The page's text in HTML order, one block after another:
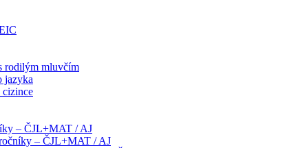
rodilým mluvčím
jazyka
cizince
– ČJL+MAT / AJ
– ČJL+MAT / AJ